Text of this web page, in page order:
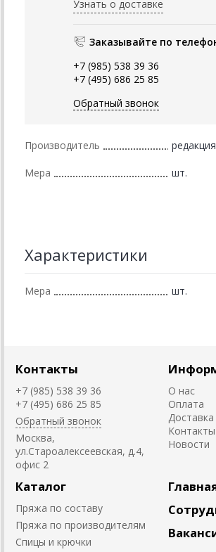
Узнать о доставке
Заказывайте по
+7 (985) 538 39 36
+7 (495) 686 25 85
Обратный звонок
Производитель редакция
Мера шт.
Характеристики
Мера шт.
Контакты
+7 (985) 538 39 36
+7 (495) 686 25 85
Обратный звонок
Москва,
ул.Староалексеевская, д.4,
офис 2
О нас
Оплата
Доставка
Контакты
Новости
Каталог
Пряжа по составу
Пряжа по производителям
Спицы и крючки